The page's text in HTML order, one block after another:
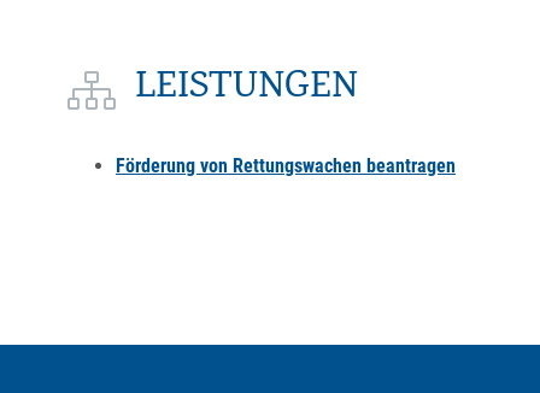
LEISTUNGEN
Förderung von Rettungswachen beantragen